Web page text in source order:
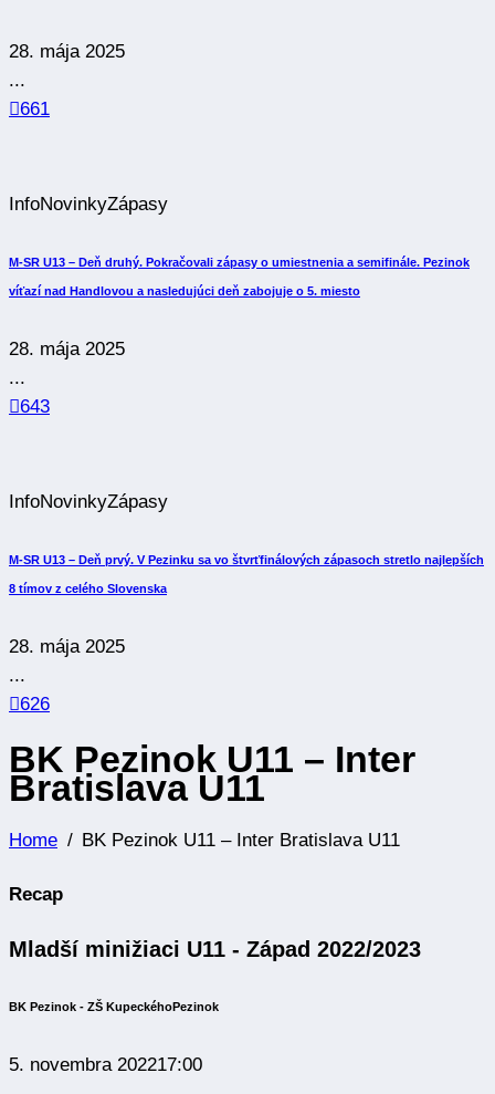
28. mája 2025
...
661
InfoNovinkyZápasy
M-SR U13 – Deň druhý. Pokračovali zápasy o umiestnenia a semifinále. Pezinok
víťazí nad Handlovou a nasledujúci deň zabojuje o 5. miesto
28. mája 2025
...
643
InfoNovinkyZápasy
M-SR U13 – Deň prvý. V Pezinku sa vo štvrťfinálových zápasoch stretlo najlepších
8 tímov z celého Slovenska
28. mája 2025
...
626
BK Pezinok U11 – Inter
Bratislava U11
Home BK Pezinok U11 – Inter Bratislava U11
Recap
Mladší minižiaci U11 - Západ 2022/2023
BK Pezinok - ZŠ KupeckéhoPezinok
5. novembra 202217:00